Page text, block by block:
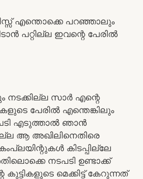
എന്തൊക്കെ പറഞ്ഞാലും
പറ്റില്ല ഇവന്റെ പേരിൽ
നടക്കില്ല സാർ എന്റെ
പേരിൽ എന്തെങ്കിലും
എടുത്താൽ ഞാൻ
ആ അഖിലിനെതിരെ
കിടപ്പില്ലേ
നടപടി ഉണ്ടാക്ക്
കുട്ടികളുടെ മെക്കിട്ട് കേറുന്നത്